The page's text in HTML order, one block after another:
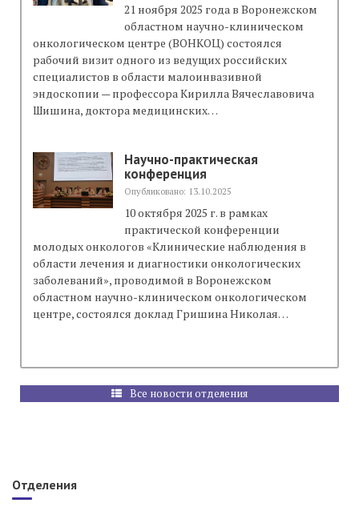
21 ноября 2025 года в Воронежском
областном научно-клиническом
онкологическом центре (ВОНКОЦ) состоялся
рабочий визит одного из ведущих российских
специалистов в области малоинвазивной
эндоскопии — профессора Кирилла Вячеславовича
Шишина, доктора медицинских…
Научно-практическая
конференция
Опубликовано: 13.10.2025
10 октября 2025 г. в рамках
практической конференции
молодых онкологов «Клинические наблюдения в
области лечения и диагностики онкологических
заболеваний», проводимой в Воронежском
областном научно-клиническом онкологическом
центре, состоялся доклад Гришина Николая…
Все новости отделения
Отделения